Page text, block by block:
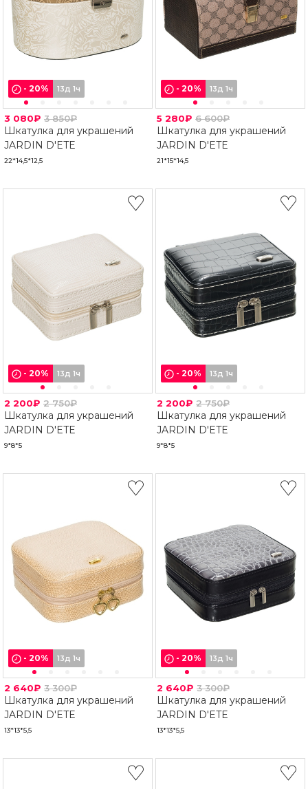
- 20% 13д 1ч
3 080₽ 3 850₽
Шкатулка для украшений
JARDIN D'ETE
22*14,5*12,5
- 20% 13д 1ч
5 280₽ 6 600₽
Шкатулка для украшений
JARDIN D'ETE
21*15*14,5
- 20% 13д 1ч
2 200₽ 2 750₽
Шкатулка для украшений
JARDIN D'ETE
9*8*5
- 20% 13д 1ч
2 200₽ 2 750₽
Шкатулка для украшений
JARDIN D'ETE
9*8*5
- 20% 13д 1ч
2 640₽ 3 300₽
Шкатулка для украшений
JARDIN D'ETE
13*13*5,5
- 20% 13д 1ч
2 640₽ 3 300₽
Шкатулка для украшений
JARDIN D'ETE
13*13*5,5